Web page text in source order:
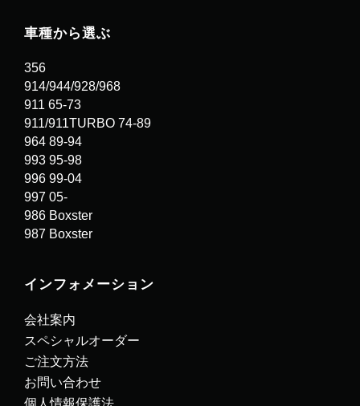
車種から選ぶ
356
914/944/928/968
911 65-73
911/911TURBO 74-89
964 89-94
993 95-98
996 99-04
997 05-
986 Boxster
987 Boxster
インフォメーション
会社案内
スペシャルオーダー
ご注文方法
お問い合わせ